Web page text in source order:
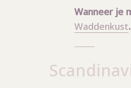
Wanneer je
Waddenkust.